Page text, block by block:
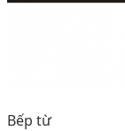
Bếp từ